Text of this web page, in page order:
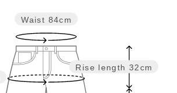
Rise length 32cm
Waist 84cm